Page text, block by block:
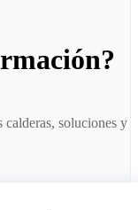
calderas, soluciones y